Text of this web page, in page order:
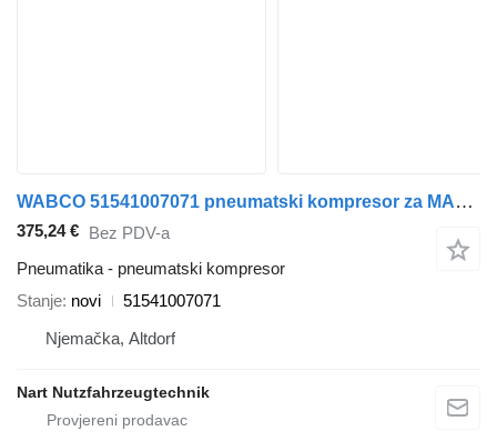
WABCO 51541007071 pneumatski kompresor za MAN TGA TGL TGM tegljača
375,24 € Bez PDV-a
Pneumatika - pneumatski kompresor
Stanje novi
51541007071
Njemačka, Altdorf
Nart Nutzfahrzeugtechnik